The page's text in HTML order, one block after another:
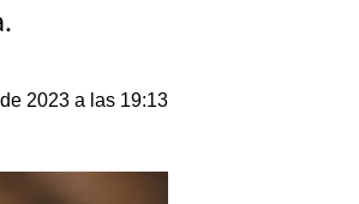
2023 a las 19:13